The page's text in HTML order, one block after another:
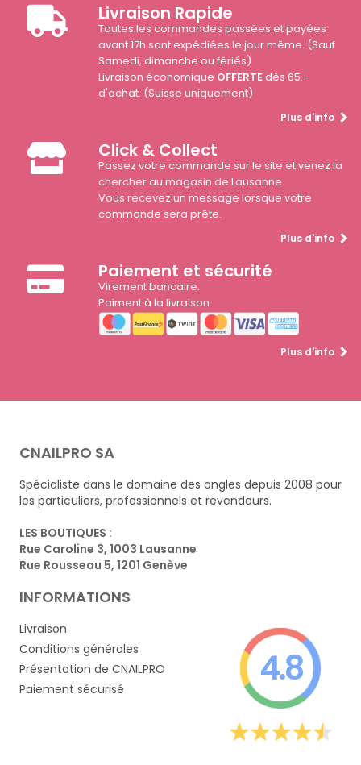
Livraison Rapide
Toutes les commandes passées et payées
avant 17h sont expédiées le jour même. (Sauf
Samedi, dimanche ou fériés)
Livraison économique OFFERTEdès 65.-
d'achat. (Suisse uniquement)
Plus d'info
Click & Collect
Passez votre commande sur le site et venez la
chercher au magasin de Lausanne.
Vous recevez un message lorsque votre
commande sera prête.
Plus d'info
Paiement et sécurité
Virement bancaire.
Paiment à la livraison
Plus d'info
CNAILPRO SA
Spécialiste dans le domaine des ongles depuis 2008 pour
les particuliers, professionnels et revendeurs.
LES BOUTIQUES :
Rue Caroline 3, 1003 Lausanne
Rue Rousseau 5, 1201 Genève
INFORMATIONS
Livraison
Conditions générales
Présentation de CNAILPRO
Paiement sécurisé
4.8